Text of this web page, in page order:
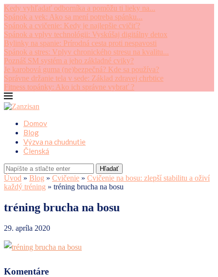
Kedy vyhľadať odborníka a pomôžu ti lieky na...
Spánok a vek: Ako sa mení potreba spánku...
Spánok a cvičenie: Kedy je najlepšie cvičiť?
Spánok a vplyv technológii: Vyskúšaj digitálny detox
Bylinky na spanie: Prírodná cesta proti nespavosti
Spánok a stres: Vplyv chronického stresu na kvalitu...
Poznáš SM systém a jeho základné cviky?
Je karobová guma (ne)bezpečná? Kde sa používa?
Správne držanie tela v sede: Základ zdravej chrbtice
Fitness topánky: Ako ich správne vybrať ?
Domov
Blog
Výzva na chudnutie
Členská
Hľadať
Úvod » Blog » Cvičenie » Cvičenie na bosu: zlepší stabilitu a oživí
každý tréning » tréning brucha na bosu
tréning brucha na bosu
29. apríla 2020
Komentáre